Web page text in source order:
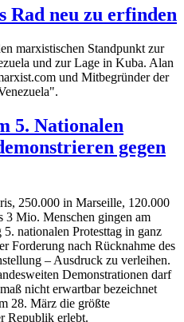
Rad neu zu erfinden
marxistischen Standpunkt zur
und zur Lage in Kuba. Alan
und Mitbegründer der
5. Nationalen
gegen
250.000 in Marseille, 120.000
3 Mio. Menschen gingen am
nationalen Protesttag in ganz
Forderung nach Rücknahme des
– Ausdruck zu verleihen.
Demonstrationen darf
nicht erwartbar bezeichnet
28. März die größte
Republik erlebt.